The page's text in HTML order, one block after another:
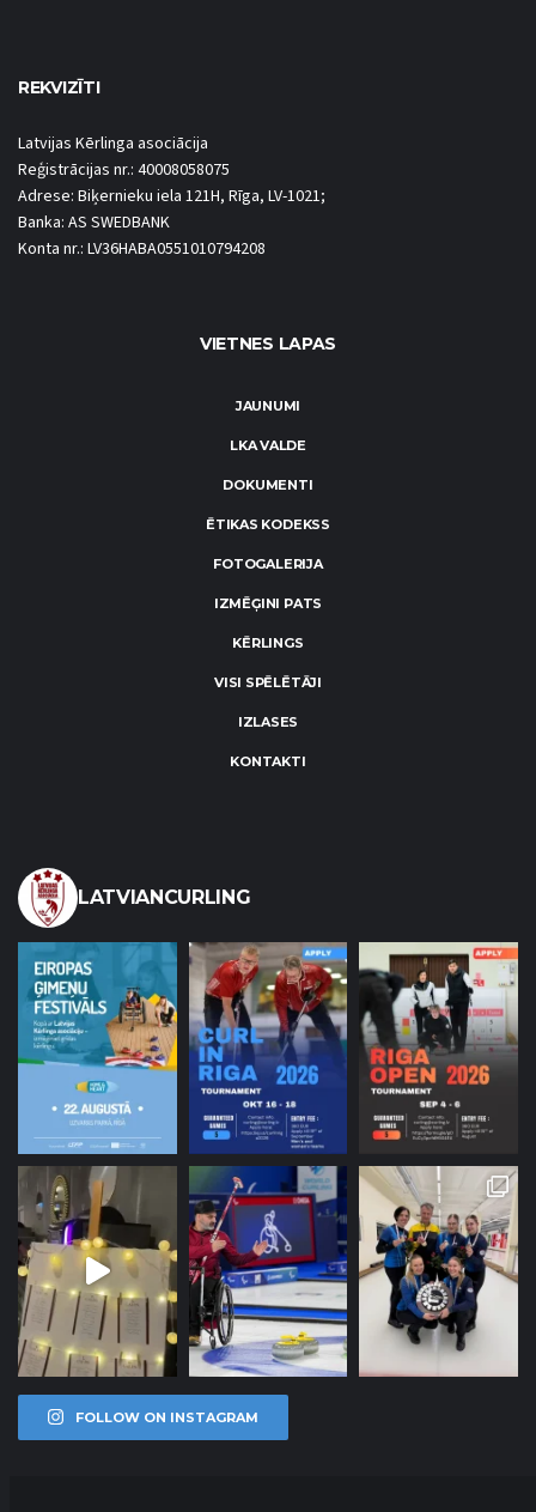
REKVIZĪTI
Latvijas Kērlinga asociācija
Reģistrācijas nr.: 40008058075
Adrese: Biķernieku iela 121H, Rīga, LV-1021;
Banka: AS SWEDBANK
Konta nr.: LV36HABA0551010794208
VIETNES LAPAS
JAUNUMI
LKA VALDE
DOKUMENTI
ĒTIKAS KODEKSS
FOTOGALERIJA
IZMĒĢINI PATS
KĒRLINGS
VISI SPĒLĒTĀJI
IZLASES
KONTAKTI
LATVIANCURLING
FOLLOW ON INSTAGRAM